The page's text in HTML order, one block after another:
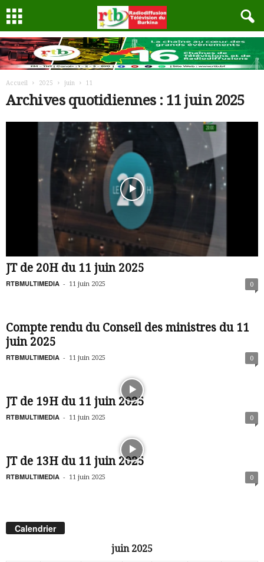
Accueil 2025 juin 11
Archives quotidiennes : 11 juin 2025
JT de 20H du 11 juin 2025
RTBMULTIMEDIA - 11 juin 2025 0
Compte rendu du Conseil des ministres du 11
juin 2025
RTBMULTIMEDIA - 11 juin 2025 0
JT de 19H du 11 juin 2025
RTBMULTIMEDIA - 11 juin 2025 0
JT de 13H du 11 juin 2025
RTBMULTIMEDIA - 11 juin 2025 0
Calendrier
juin 2025